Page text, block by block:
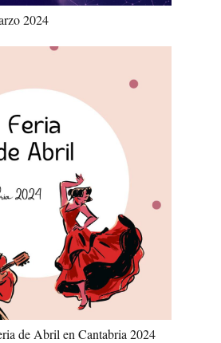
2024
de Abril en Cantabria 2024